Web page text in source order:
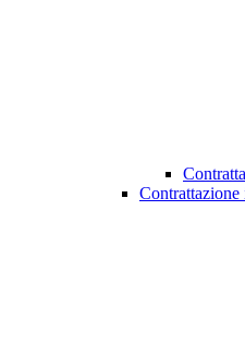
Contrattazione